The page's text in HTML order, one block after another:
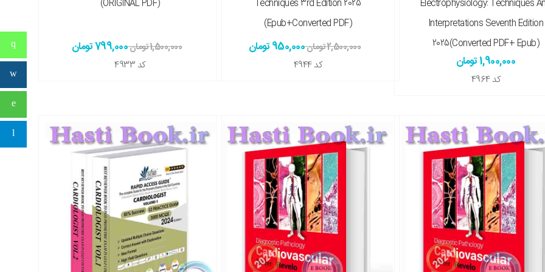
Electrophysiology: Techniques
Interpretations Seventh Edition
2025(Converted PDF+ Epub)
1,900,000 تومان
کد4964
Techniques 3rd Edition 2025
(Epub+converted PDF)
2,500,000 تومان
950,000 تومان
کد4944
(ORIGINAL PDF)
1,500,000 تومان 799,000 تومان
کد 4933